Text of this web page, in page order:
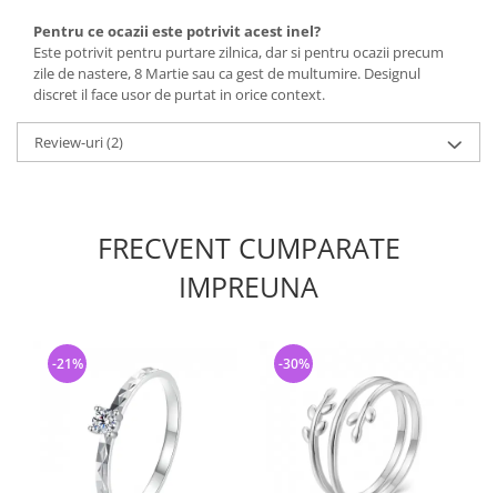
Pentru ce ocazii este potrivit acest inel?
Este potrivit pentru purtare zilnica, dar si pentru ocazii precum
zile de nastere, 8 Martie sau ca gest de multumire. Designul
discret il face usor de purtat in orice context.
Review-uri(2)
FRECVENT CUMPARATE
IMPREUNA
-21% -30%